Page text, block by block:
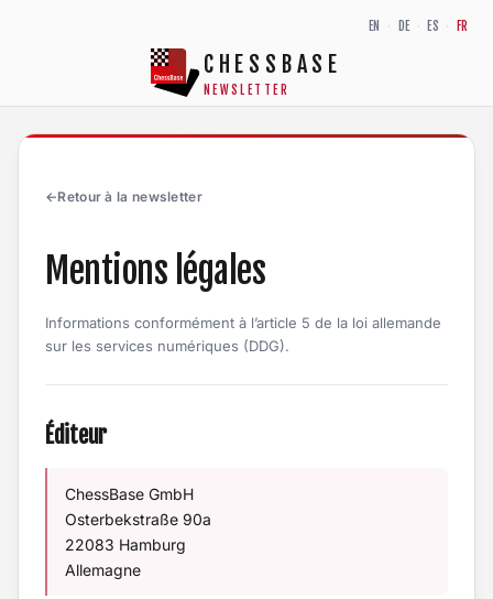
EN · DE · ES · FR
CHESSBASE
NEWSLETTER
←Retour à la newsletter
Mentions légales
Informations conformément à l’article 5 de la loi allemande
sur les services numériques (DDG).
Éditeur
ChessBase GmbH
Osterbekstraße 90a
22083 Hamburg
Allemagne